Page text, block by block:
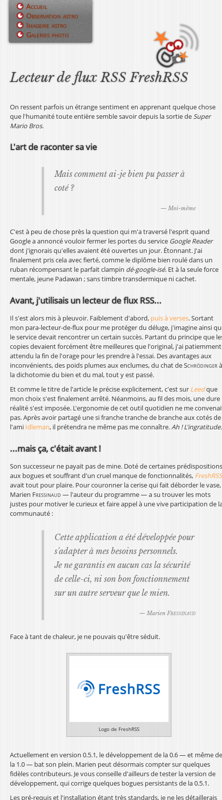
Jump to navigation
Lecteur de flux RSS FreshRSS
On ressent parfois un étrange sentiment en apprenant quelque chose
que l'humanité toute entière semble savoir depuis la sortie de Super
Mario Bros.
L'art de raconter sa vie
Mais comment ai-je bien pu passer à
coté ?
— Moi-même
C'est à peu de chose près la question qui m'a traversé l'esprit quand
Google a annoncé vouloir fermer les portes du service Google Reader
dont j'ignorais qu'elles avaient été ouvertes un jour. Étonnant. J'ai
finalement pris cela avec fierté, comme le diplôme bien roulé dans un
ruban récompensant le parfait clampin dé-google-isé. Et à la seule force
mentale, jeune Padawan ; sans timbre transdermique ni cachet.
Avant, j'utilisais un lecteur de flux RSS...
Il s'est alors mis à pleuvoir. Faiblement d'abord, puis à verses. Sortant
mon para-lecteur-de-flux pour me protéger du déluge, j'imagine ainsi
le service devait rencontrer un certain succès. Partant du principe que
copies devaient forcément être meilleures que l'original, j'ai patiemment
attendu la fin de l'orage pour les prendre à l'essai. Des avantages aux
inconvénients, des poids plumes aux enclumes, du chat deSchrödingerà
la dichotomie du bien et du mal, tout y est passé.
Et comme le titre de l'article le précise explicitement, c'est sur Leedque
mon choix s'est finalement arrêté. Néanmoins, au fil des mois, une dure
réalité s'est imposée. L'ergonomie de cet outil quotidien ne me
pas. Après avoir partagé une si franche tranche de branche aux cotés de
l'ami Idleman, il prétendra ne même pas me connaître.Ah !
...mais ça, c'était avant !
Son successeur ne payait pas de mine. Doté de certaines prédispositions
aux bogues et souffrant d'un cruel manque de fonctionnalités, FreshRSS
avait tout pour plaire. Pour couronner la cerise qui fait déborder le vase,
Marien Fressinaud — l'auteur du programme — a su trouver les mots
justes pour motiver le curieux et faire appel à une vive participation de
communauté :
Cette application a été développée pour
s'adapter à mes besoins personnels.
Je ne garantis en aucun cas la sécurité
de celle-ci, ni son bon fonctionnement
sur un autre serveur que le mien.
— Marien Fressinaud
Face à tant de chaleur, je ne pouvais qu'être séduit.
Logo de FreshRSS
Actuellement en version 0.5.1, le développement de la 0.6 — et même de
la 1.0 — bat son plein. Marien peut désormais compter sur quelques
fidèles contributeurs. Je vous conseille d'ailleurs de tester la version de
développement, qui corrige quelques bogues persistants de la 0.5.1.
Les pré-requis et l'installation étant très standards, je ne les détaillerais
M
u
r
i
n
l
Accueil
Observation astro
Imagerie astro
Galeries photo